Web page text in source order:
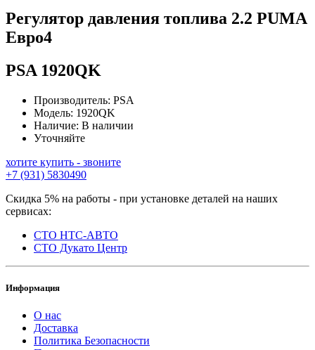
Регулятор давления топлива 2.2 PUMA
Евро4
PSA 1920QK
Производитель: PSA
Модель: 1920QK
Наличие: В наличии
Уточняйте
хотите купить - звоните
+7 (931) 5830490
Скидка 5% на работы - при установке деталей на наших
сервисах:
СТО НТС-АВТО
СТО Дукато Центр
Информация
О нас
Доставка
Политика Безопасности